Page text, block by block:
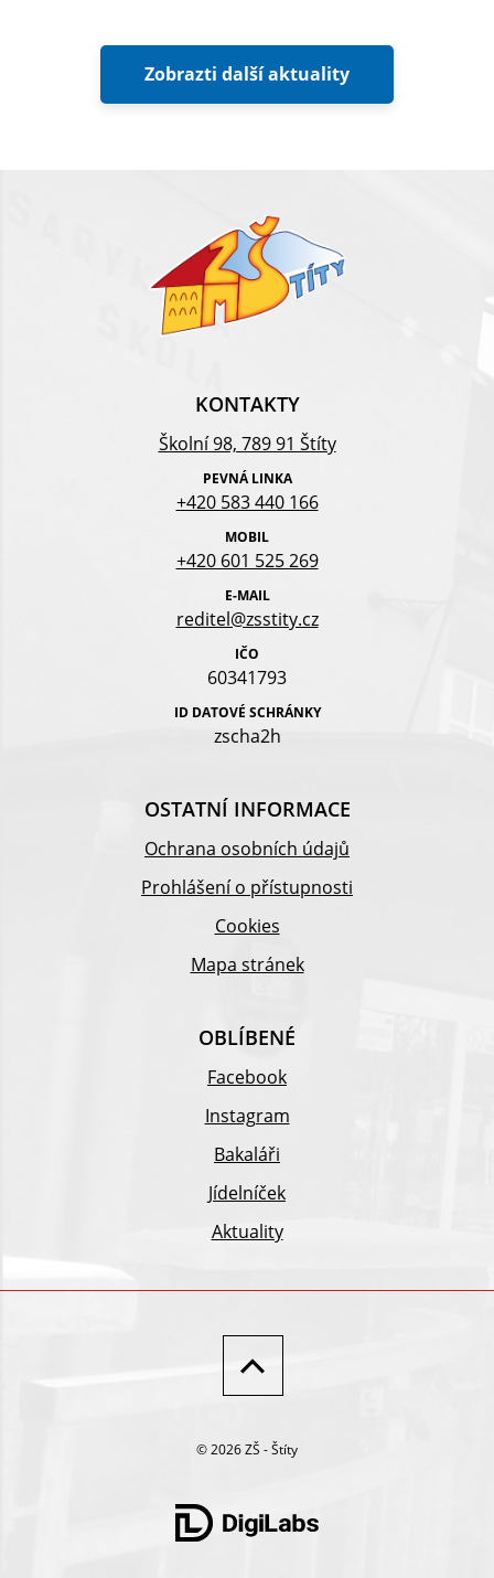
Zobrazti další aktuality
KONTAKTY
Školní 98, 789 91 Štíty
PEVNÁ LINKA
+420 583 440 166
MOBIL
+420 601 525 269
E-MAIL
reditel@zsstity.cz
IČO
60341793
ID DATOVÉ SCHRÁNKY
zscha2h
OSTATNÍ INFORMACE
Ochrana osobních údajů
Prohlášení o přístupnosti
Cookies
Mapa stránek
OBLÍBENÉ
Facebook
Instagram
Bakaláři
Jídelníček
Aktuality
© 2026 ZŠ - Štíty